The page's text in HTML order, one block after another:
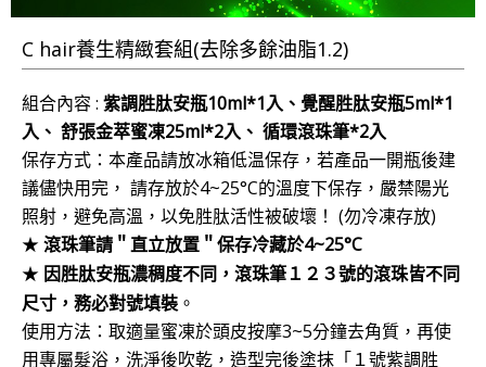
C hair養生精緻套組(去除多餘油脂1.2)
組合內容 : 紫調胜肽安瓶10ml*1入、覺醒胜肽安瓶5ml*1
入、 舒張金萃蜜凍25ml*2入、 循環滾珠筆*2入
保存方式：本產品請放冰箱低温保存，若產品一開瓶後建
議儘快用完， 請存放於4~25°C的溫度下保存，嚴禁陽光
照射，避免高溫，以免胜肽活性被破壞！ (勿冷凍存放)
★ 滾珠筆請＂直立放置＂保存冷藏於4~25°C
★ 因胜肽安瓶濃稠度不同，滾珠筆１２３號的滾珠皆不同
尺寸，務必對號填裝 。
使用方法： 取適量蜜凍於頭皮按摩3~5分鐘去角質，再使
用專屬髮浴，洗淨後吹乾，造型完後塗抹「１號紫調胜